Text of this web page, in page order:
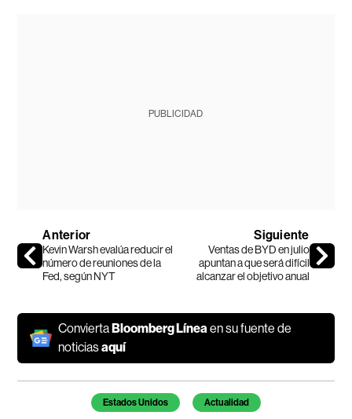
PUBLICIDAD
Anterior
Kevin Warsh evalúa reducir el
número de reuniones de la
Fed, según NYT
Siguiente
Ventas de BYD en julio
apuntan a que será difícil
alcanzar el objetivo anual
ConviertaBloomberg Líneaen su fuente de
noticiasaquí
Temas de este artículo
Estados Unidos Actualidad